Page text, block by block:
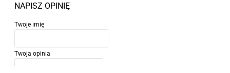
NAPISZ OPINIĘ
Twoje imię
Twoja opinia